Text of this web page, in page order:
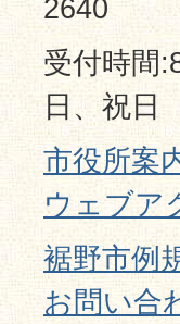
2640
受付時間
日、祝日
市役所案
ウェブア
裾野市例
お問い合